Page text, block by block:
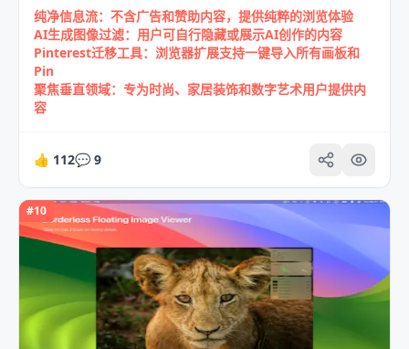
纯净信息流：不含广告和赞助内容，提供纯粹的浏览体验
AI生成图像过滤：用户可自行隐藏或展示AI创作的内容
Pinterest迁移工具：浏览器扩展支持一键导入所有画板和
Pin
聚焦垂直领域：专为时尚、家居装饰和数字艺术用户提供内
容
👍 112💬 9
#10